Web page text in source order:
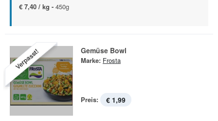
€ 7,40 / kg - 450g
Verpasst! Gemüse Bowl
Marke: Frosta
Preis: € 1,99